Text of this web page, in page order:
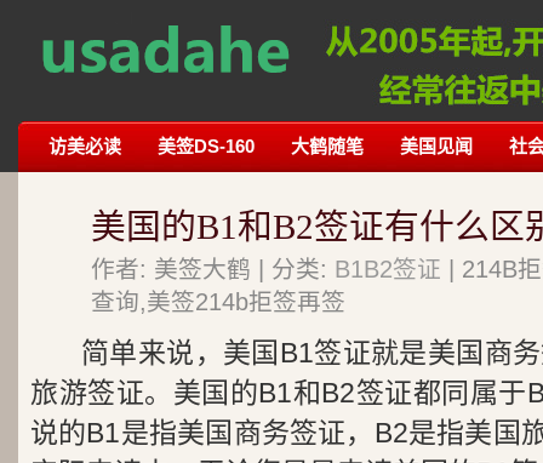
访美必读 美签DS-160 大鹤随笔 美国见闻 社
美国的B1和B2签证有什么区
作者: 美签大鹤 | 分类: B1B2签证 | 214B
查询,美签214b拒签再签
简单来说，美国B1签证就是美国商
旅游签证。美国的B1和B2签证都同属于
说的B1是指美国商务签证，B2是指美国